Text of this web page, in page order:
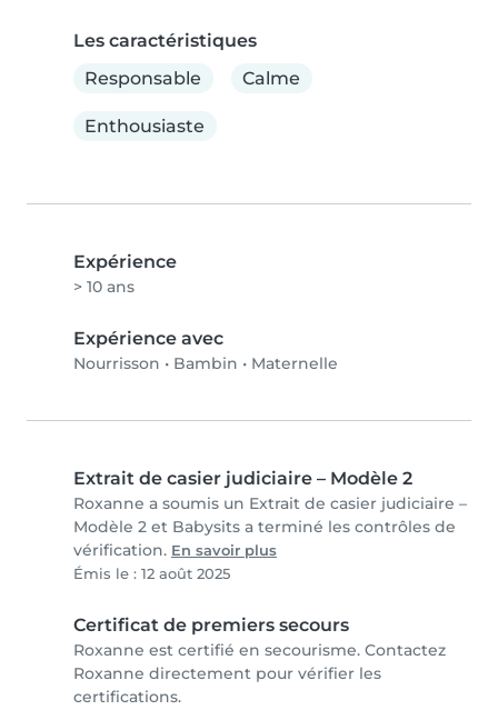
Les caractéristiques
Responsable
Calme
Enthousiaste
Expérience
> 10 ans
Expérience avec
Nourrisson • Bambin • Maternelle
Extrait de casier judiciaire – Modèle 2
Roxanne a soumis un Extrait de casier judiciaire –
Modèle 2 et Babysits a terminé les contrôles de
vérification. En savoir plus
Émis le : 12 août 2025
Certificat de premiers secours
Roxanne est certifié en secourisme. Contactez
Roxanne directement pour vérifier les
certifications.